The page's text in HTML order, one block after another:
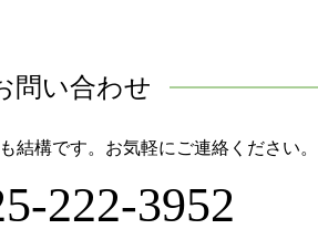
問い合わせ
結構です。お気軽にご連絡ください。
222-3952